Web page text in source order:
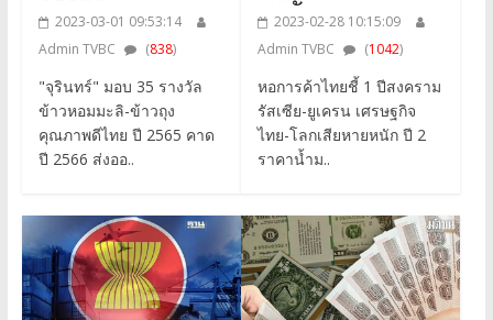
2023-03-01 09:53:14
Admin TVBC
(838)
"จุรินทร์" มอบ 35 รางวัล
ข้าวหอมมะลิ-ข้าวถุง
คุณภาพดีไทย ปี 2565 คาด
ปี 2566 ส่งออ..
2023-02-28 10:15:09
Admin TVBC
(1042)
หอการค้าไทยชี้ 1 ปีสงคราม
รัสเซีย-ยูเครน เศรษฐกิจ
ไทย-โลกเสียหายหนัก ปี 2
ราคาน้ำม..